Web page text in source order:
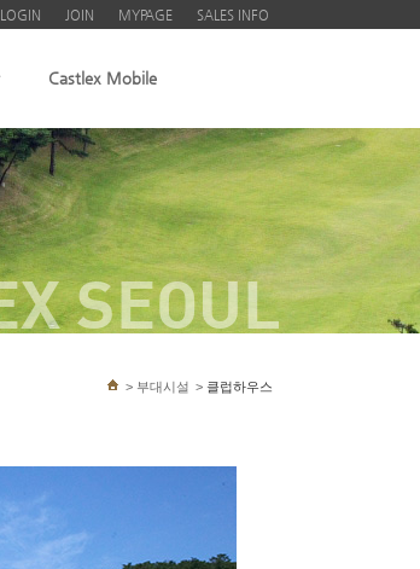
LOGIN JOIN MYPAGE SALES INFO
Castlex Mobile
SEOUL
> 부대시설 > 클럽하우스